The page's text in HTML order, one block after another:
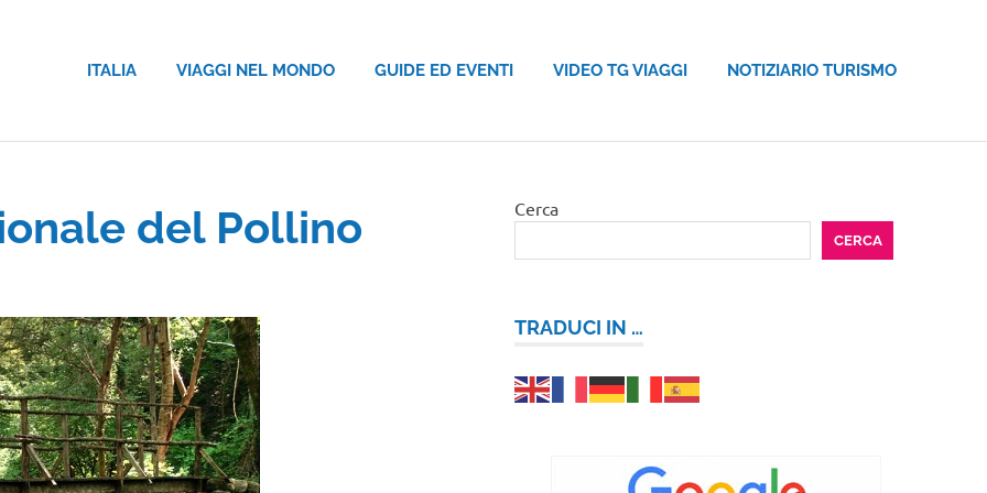
ITALIA VIAGGI NEL MONDO GUIDE ED EVENTI VIDEO TG VIAGGI NOTIZIARIO TURISMO
del Pollino Cerca
CERCA
TRADUCI IN …